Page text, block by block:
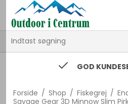
GOD
Forside / Shop / Fiskegrej /
Savage Gear 3D Minnow Slim